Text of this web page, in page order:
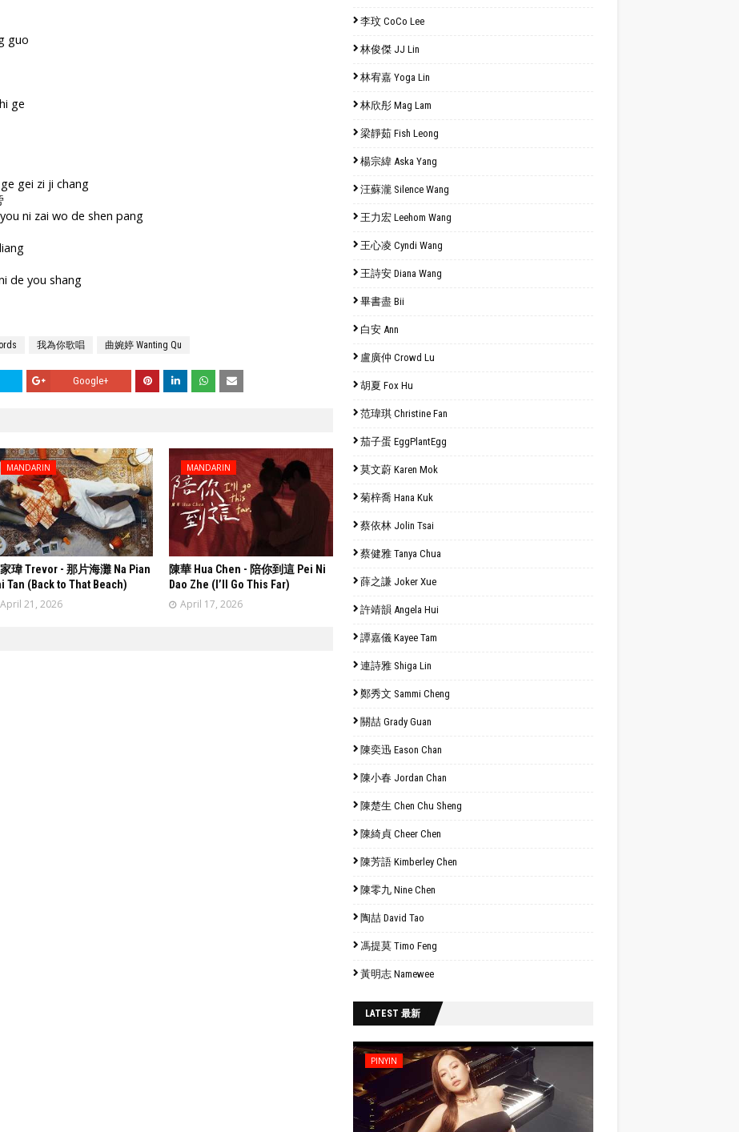
guo
ge
gei zi ji chang
ni zai wo de shen pang
de you shang
我為你歌唱 曲婉婷 Wanting Qu
Google+
MANDARIN
瑋 Trevor - 那片海灘 Na Pian
Tan (Back to That Beach)
April 21, 2026
MANDARIN
陳華 Hua Chen - 陪你到這 Pei Ni
Dao Zhe (I’ll Go This Far)
April 17, 2026
李玟 CoCo Lee
林俊傑 JJ Lin
林宥嘉 Yoga Lin
林欣彤 Mag Lam
梁靜茹 Fish Leong
楊宗緯 Aska Yang
汪蘇瀧 Silence Wang
王力宏 Leehom Wang
王心凌 Cyndi Wang
王詩安 Diana Wang
畢書盡 Bii
白安 Ann
盧廣仲 Crowd Lu
胡夏 Fox Hu
范瑋琪 Christine Fan
茄子蛋 EggPlantEgg
莫文蔚 Karen Mok
菊梓喬 Hana Kuk
蔡依林 Jolin Tsai
蔡健雅 Tanya Chua
薛之謙 Joker Xue
許靖韻 Angela Hui
譚嘉儀 Kayee Tam
連詩雅 Shiga Lin
鄭秀文 Sammi Cheng
關喆 Grady Guan
陳奕迅 Eason Chan
陳小春 Jordan Chan
陳楚生 Chen Chu Sheng
陳綺貞 Cheer Chen
陳芳語 Kimberley Chen
陳零九 Nine Chen
陶喆 David Tao
馮提莫 Timo Feng
黃明志 Namewee
LATEST 最新
PINYIN